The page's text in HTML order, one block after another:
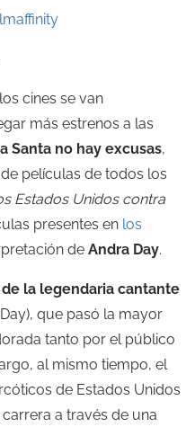
cines se van
más estrenos a las
Santa no hay excusas,
películas de todos los
Estados Unidos contra
presentes en los
de Andra Day.
la legendaria cantante
que pasó la mayor
tanto por el público
al mismo tiempo, el
de Estados Unidos
a través de una